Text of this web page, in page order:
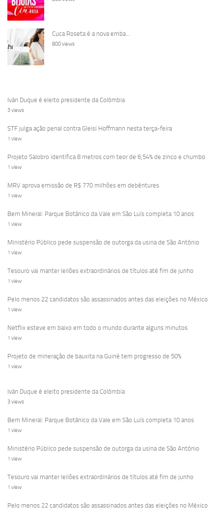
Cuca Roseta é a nova emba...
800 views
Iván Duque é eleito presidente da Colômbia
3 views
STF julga ação penal contra Gleisi Hoffmann nesta terça-feira
1 view
Projeto Salobro identifica 8 metros com teor de 6,54% de zinco e chumbo
1 view
MRV aprova emissão de R$ 770 milhões em debêntures
1 view
Bem Mineral: Parque Botânico da Vale em São Luís completa 10 anos
1 view
Ministério Público pede suspensão de outorga da usina de São Antônio
1 view
Tesouro vai manter leilões extraordinários de títulos até fim de junho
1 view
Pelo menos 22 candidatos são assassinados antes das eleições no México
1 view
Netflix esteve em baixo em todo o mundo durante alguns minutos
1 view
Projeto de mineração de bauxita na Guiné tem progresso de 50%
1 view
Iván Duque é eleito presidente da Colômbia
3 views
Bem Mineral: Parque Botânico da Vale em São Luís completa 10 anos
1 view
Ministério Público pede suspensão de outorga da usina de São Antônio
1 view
Tesouro vai manter leilões extraordinários de títulos até fim de junho
1 view
Pelo menos 22 candidatos são assassinados antes das eleições no México